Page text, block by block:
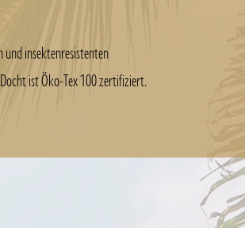
und insektenresistenten
ist Öko-Tex 100 zertifiziert.